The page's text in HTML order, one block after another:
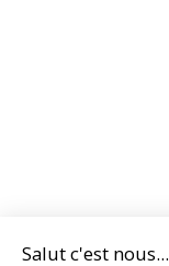
Salut c'est nous...